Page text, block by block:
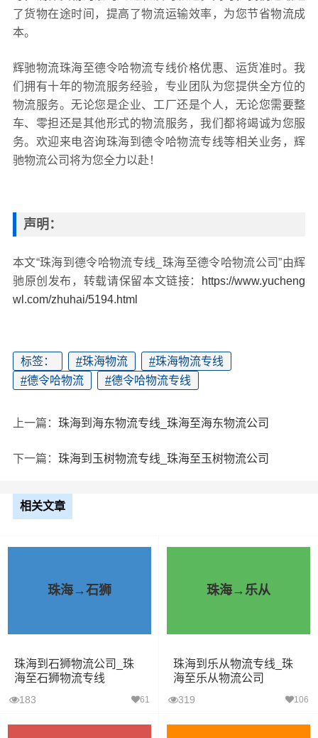
了货物在途时间，提高了物流运输效率，为您节省物流成
本。
辉驰物流珠海至德令哈物流专线价格优惠、运货准时。我
们拥有十年的物流服务经验，专业团队为您提供全方位的
物流服务。无论您是企业、工厂还是个人，无论您需要整
车、零担还是其他形式的物流服务，我们都将竭诚为您服
务。欢迎来电咨询珠海到德令哈物流专线等相关业务，辉
驰物流公司将为您全力以赴！
声明：
本文“珠海到德令哈物流专线_珠海至德令哈物流公司”由辉
驰原创发布，转载请保留本文链接：
https://www.yucheng
wl.com/zhuhai/5194.html
标签： #珠海物流 #珠海物流专线
#德令哈物流 #德令哈物流专线
上一篇： 珠海到海东物流专线_珠海至海东物流公司
下一篇： 珠海到玉树物流专线_珠海至玉树物流公司
相关文章
珠海→石狮
珠海到石狮物流公司_珠
海至石狮物流专线
183 61
珠海→乐从
珠海到乐从物流专线_珠
海至乐从物流公司
319 106